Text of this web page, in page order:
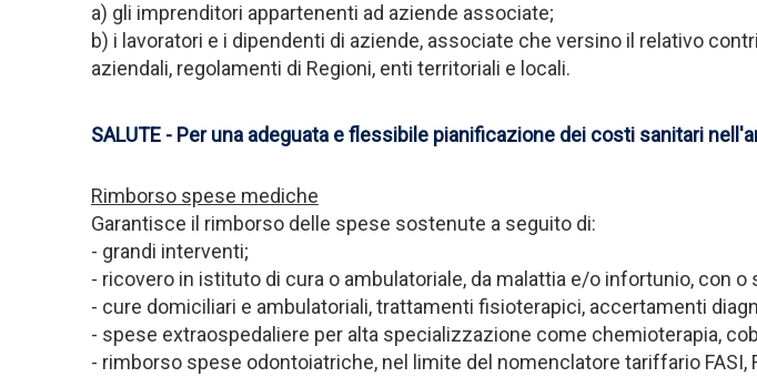
a) gli imprenditori appartenenti ad aziende associate;
b) i lavoratori e i dipendenti di aziende, associate che versino il relativo
aziendali, regolamenti di Regioni, enti territoriali e locali.
SALUTE - Per una adeguata e flessibile pianificazione dei costi sanitari
Rimborso spese mediche
Garantisce il rimborso delle spese sostenute a seguito di:
- grandi interventi;
- ricovero in istituto di cura o ambulatoriale, da malattia e/o infortunio, con
- cure domiciliari e ambulatoriali, trattamenti fisioterapici, accertamenti
- spese extraospedaliere per alta specializzazione come chemioterapia,
- rimborso spese odontoiatriche, nel limite del nomenclatore tariffario FASI,